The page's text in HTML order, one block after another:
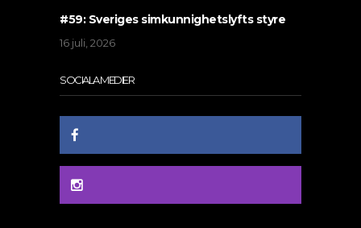
#59: Sveriges simkunnighetslyfts styre
16 juli, 2026
SOCIALA MEDIER